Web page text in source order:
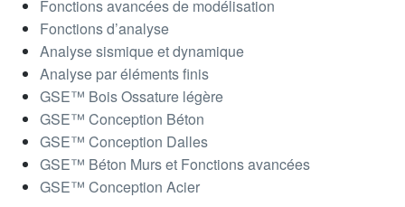
Fonctions avancées de modélisation
Fonctions d’analyse
Analyse sismique et dynamique
Analyse par éléments finis
GSE™ Bois Ossature légère
GSE™ Conception Béton
GSE™ Conception Dalles
GSE™ Béton Murs et Fonctions avancées
GSE™ Conception Acier